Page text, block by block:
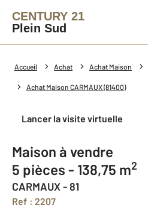
CENTURY 21
Plein Sud
Accueil Achat Achat Maison
Achat Maison CARMAUX (81400)
Lancer la visite virtuelle
Maison à vendre
5 pièces - 138,75 m2
CARMAUX - 81
Ref : 2207